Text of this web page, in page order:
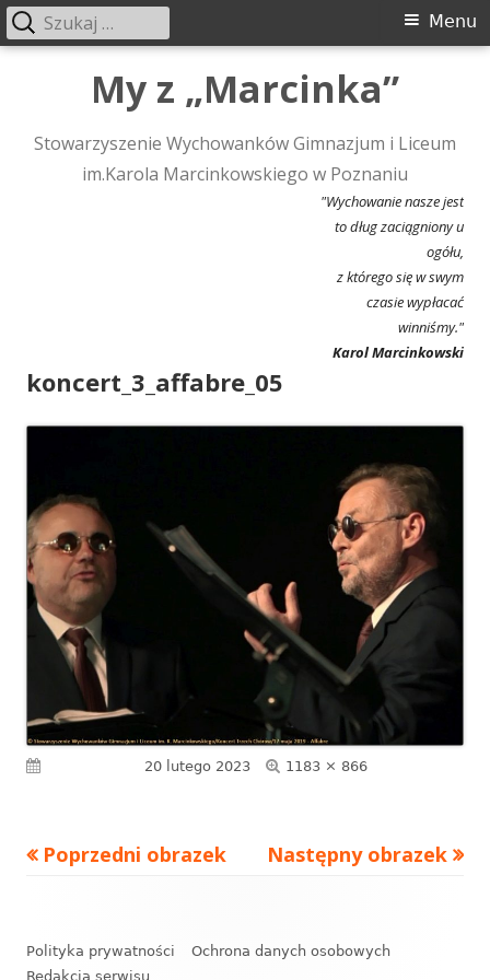
My z „Marcinka”
Stowarzyszenie Wychowanków Gimnazjum i Liceum
im.Karola Marcinkowskiego w Poznaniu
"Wychowanie nasze jest
to dług zaciągniony u
ogółu,
z którego się w swym
czasie wypłacać
winniśmy."
Karol Marcinkowski
Menu
główne
Menu
Szukaj:
koncert_3_affabre_05
20 lutego 2023
Pełny
1183 × 866
Poprzedni obrazek Następny obrazek
stopki
Polityka prywatności
Ochrona danych osobowych
Redakcja serwisu